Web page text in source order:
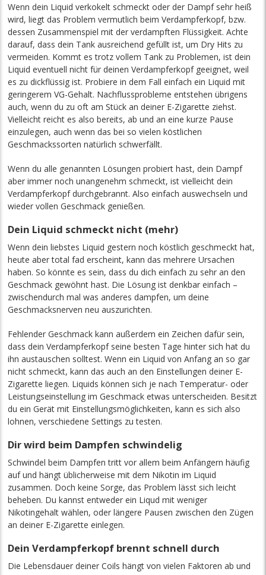
Wenn dein Liquid verkokelt schmeckt oder der Dampf sehr heiß
wird, liegt das Problem vermutlich beim Verdampferkopf, bzw.
dessen Zusammenspiel mit der verdampften Flüssigkeit. Achte
darauf, dass dein Tank ausreichend gefüllt ist, um Dry Hits zu
vermeiden. Kommt es trotz vollem Tank zu Problemen, ist dein
Liquid eventuell nicht für deinen Verdampferkopf geeignet, weil
es zu dickflüssig ist. Probiere in dem Fall einfach ein Liquid mit
geringerem VG-Gehalt. Nachflussprobleme entstehen übrigens
auch, wenn du zu oft am Stück an deiner E-Zigarette ziehst.
Vielleicht reicht es also bereits, ab und an eine kurze Pause
einzulegen, auch wenn das bei so vielen köstlichen
Geschmackssorten natürlich schwerfällt.
Wenn du alle genannten Lösungen probiert hast, dein Dampf
aber immer noch unangenehm schmeckt, ist vielleicht dein
Verdampferkopf durchgebrannt. Also einfach auswechseln und
wieder vollen Geschmack genießen.
Dein Liquid schmeckt nicht (mehr)
Wenn dein liebstes Liquid gestern noch köstlich geschmeckt hat,
heute aber total fad erscheint, kann das mehrere Ursachen
haben. So könnte es sein, dass du dich einfach zu sehr an den
Geschmack gewöhnt hast. Die Lösung ist denkbar einfach –
zwischendurch mal was anderes dampfen, um deine
Geschmacksnerven neu auszurichten.
Fehlender Geschmack kann außerdem ein Zeichen dafür sein,
dass dein Verdampferkopf seine besten Tage hinter sich hat du
ihn austauschen solltest. Wenn ein Liquid von Anfang an so gar
nicht schmeckt, kann das auch an den Einstellungen deiner E-
Zigarette liegen. Liquids können sich je nach Temperatur- oder
Leistungseinstellung im Geschmack etwas unterscheiden. Besitzt
du ein Gerät mit Einstellungsmöglichkeiten, kann es sich also
lohnen, verschiedene Settings zu testen.
Dir wird beim Dampfen schwindelig
Schwindel beim Dampfen tritt vor allem beim Anfängern häufig
auf und hängt üblicherweise mit dem Nikotin im Liquid
zusammen. Doch keine Sorge, das Problem lässt sich leicht
beheben. Du kannst entweder ein Liqud mit weniger
Nikotingehalt wählen, oder längere Pausen zwischen den Zügen
an deiner E-Zigarette einlegen.
Dein Verdampferkopf brennt schnell durch
Die Lebensdauer deiner Coils hängt von vielen Faktoren ab und